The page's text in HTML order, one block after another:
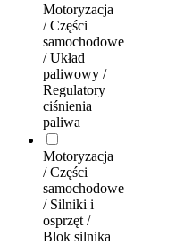
Motoryzacja
/ Części
samochodowe
/ Układ
paliwowy /
Regulatory
ciśnienia
paliwa
Motoryzacja
/ Części
samochodowe
/ Silniki i
osprzęt /
Blok silnika